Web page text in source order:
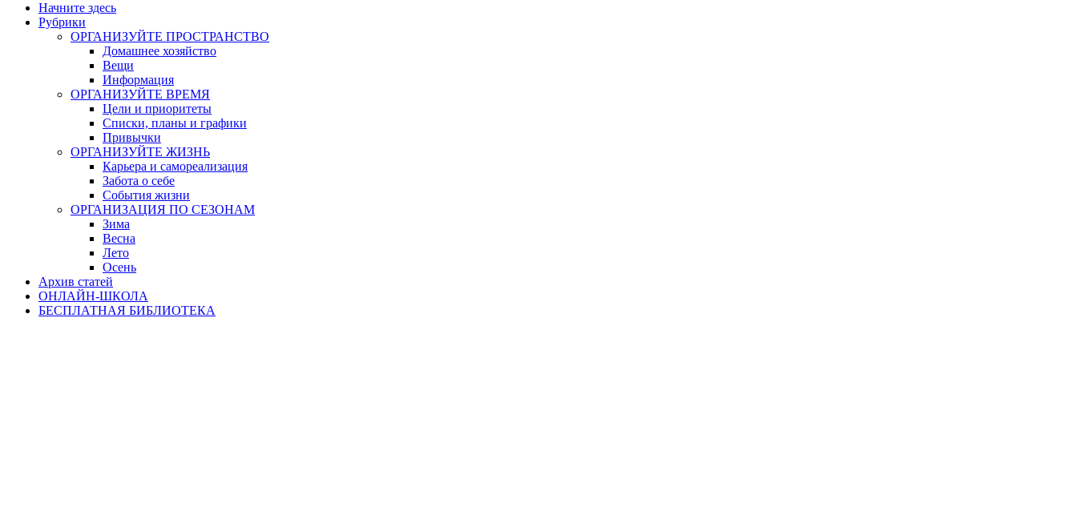
Начните здесь
Рубрики
ОРГАНИЗУЙТЕ ПРОСТРАНСТВО
Домашнее хозяйство
Вещи
Информация
ОРГАНИЗУЙТЕ ВРЕМЯ
Цели и приоритеты
Списки, планы и графики
Привычки
ОРГАНИЗУЙТЕ ЖИЗНЬ
Карьера и самореализация
Забота о себе
События жизни
ОРГАНИЗАЦИЯ ПО СЕЗОНАМ
Зима
Весна
Лето
Осень
Архив статей
ОНЛАЙН-ШКОЛА
БЕСПЛАТНАЯ БИБЛИОТЕКА